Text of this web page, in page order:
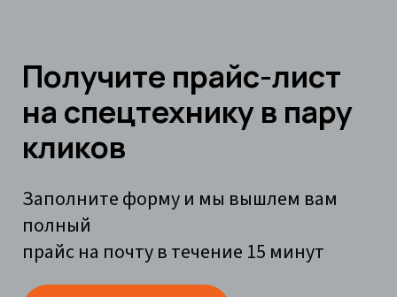
Заполните форму и мы вышлем вам
полный
прайс на почту в течение 15 минут
Получите прайс-лист
на спецтехнику в пару
кликов